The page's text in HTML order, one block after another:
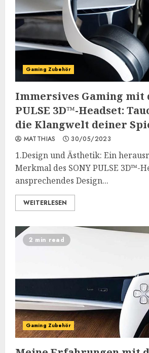
Gaming Zubehör
Immersives Gaming mit
PULSE 3D™-Headset:
die Klangwelt deiner
MATTHIAS 30/05/2023
1.Design und Ästhetik: Ein
Merkmal des SONY PULSE 3D™-
ansprechendes Design...
WEITERLESEN
2 min read
Gaming Zubehör